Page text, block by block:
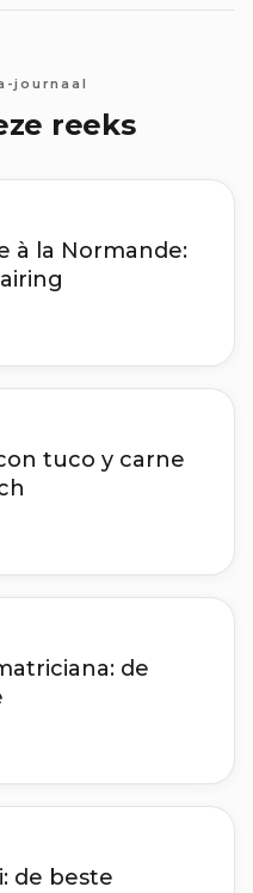
journaal
reeks
à la Normande:
tuco y carne
de
de beste